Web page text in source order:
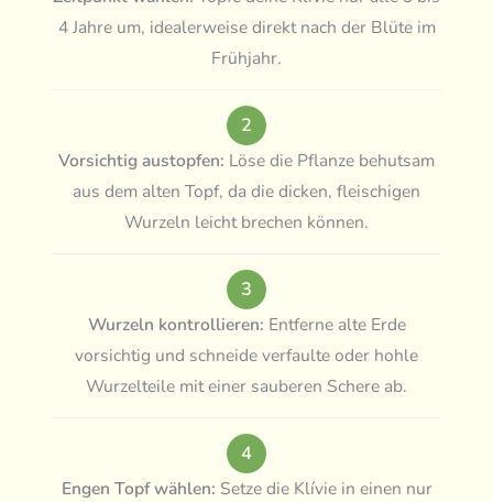
4 Jahre um, idealerweise direkt nach der Blüte im
Frühjahr.
2
Vorsichtig austopfen: Löse die Pflanze behutsam
aus dem alten Topf, da die dicken, fleischigen
Wurzeln leicht brechen können.
3
Wurzeln kontrollieren: Entferne alte Erde
vorsichtig und schneide verfaulte oder hohle
Wurzelteile mit einer sauberen Schere ab.
4
Engen Topf wählen: Setze die Klívie in einen nur